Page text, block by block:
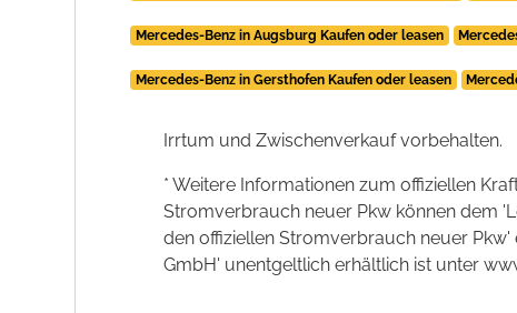
Mercedes-Benz in Augsburg Kaufen oder leasen
Mercedes-Benz in Gersthofen Kaufen oder leasen
Irrtum und Zwischenverkauf vorbehalten.
* Weitere Informationen zum offiziellen
Stromverbrauch neuer Pkw können dem
den offiziellen Stromverbrauch neuer
GmbH' unentgeltlich erhältlich ist unter